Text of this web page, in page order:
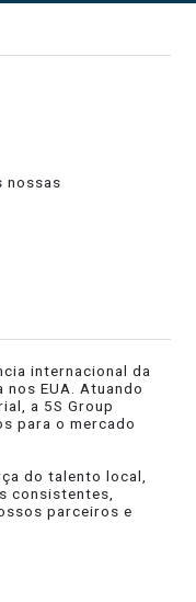
nossas
internacional da
nos EUA. Atuando
a 5S Group
para o mercado
do talento local,
consistentes,
parceiros e